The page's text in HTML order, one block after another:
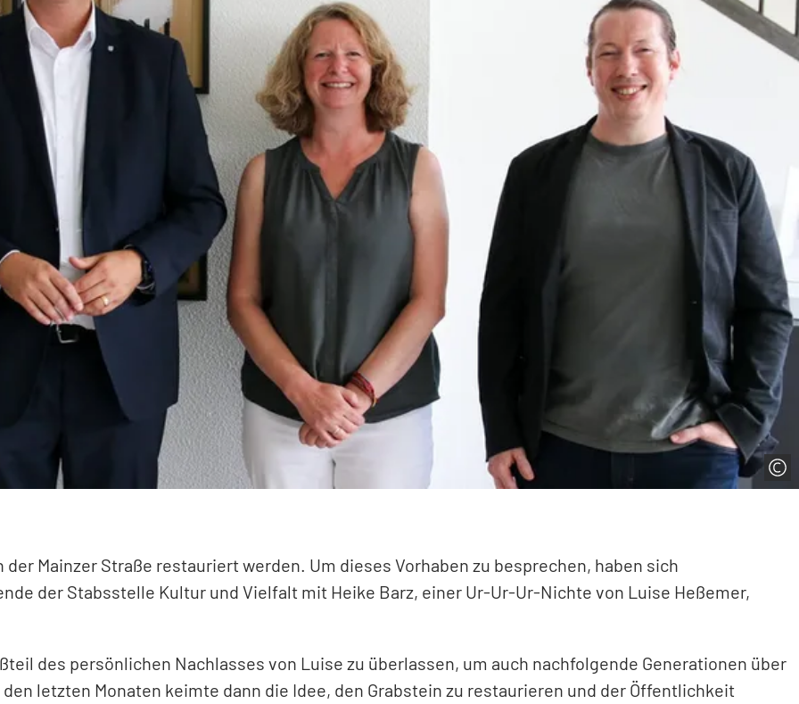
Mainzer Straße restauriert werden. Um dieses Vorhaben zu besprechen, haben sich
der Stabsstelle Kultur und Vielfalt mit Heike Barz, einer Ur-Ur-Ur-Nichte von Luise Heßemer,
des persönlichen Nachlasses von Luise zu überlassen, um auch nachfolgende Generationen über
letzten Monaten keimte dann die Idee, den Grabstein zu restaurieren und der Öffentlichkeit